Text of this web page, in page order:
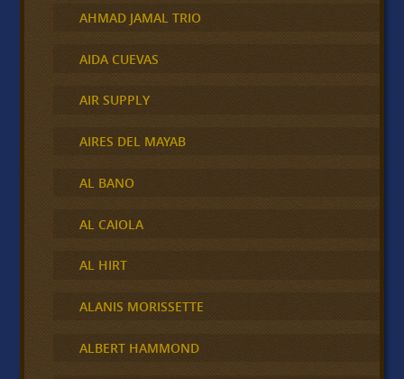
AHMAD JAMAL TRIO
AIDA CUEVAS
AIR SUPPLY
AIRES DEL MAYAB
AL BANO
AL CAIOLA
AL HIRT
ALANIS MORISSETTE
ALBERT HAMMOND